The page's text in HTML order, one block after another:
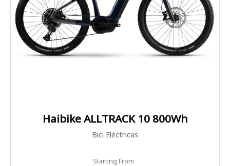
Haibike ALLTRACK 10 800Wh
Bici Eléctricas
Starting From